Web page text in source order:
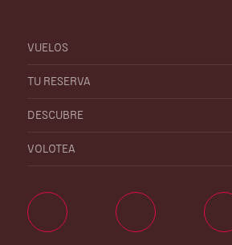
VUELOS
TU RESERVA
DESCUBRE
VOLOTEA